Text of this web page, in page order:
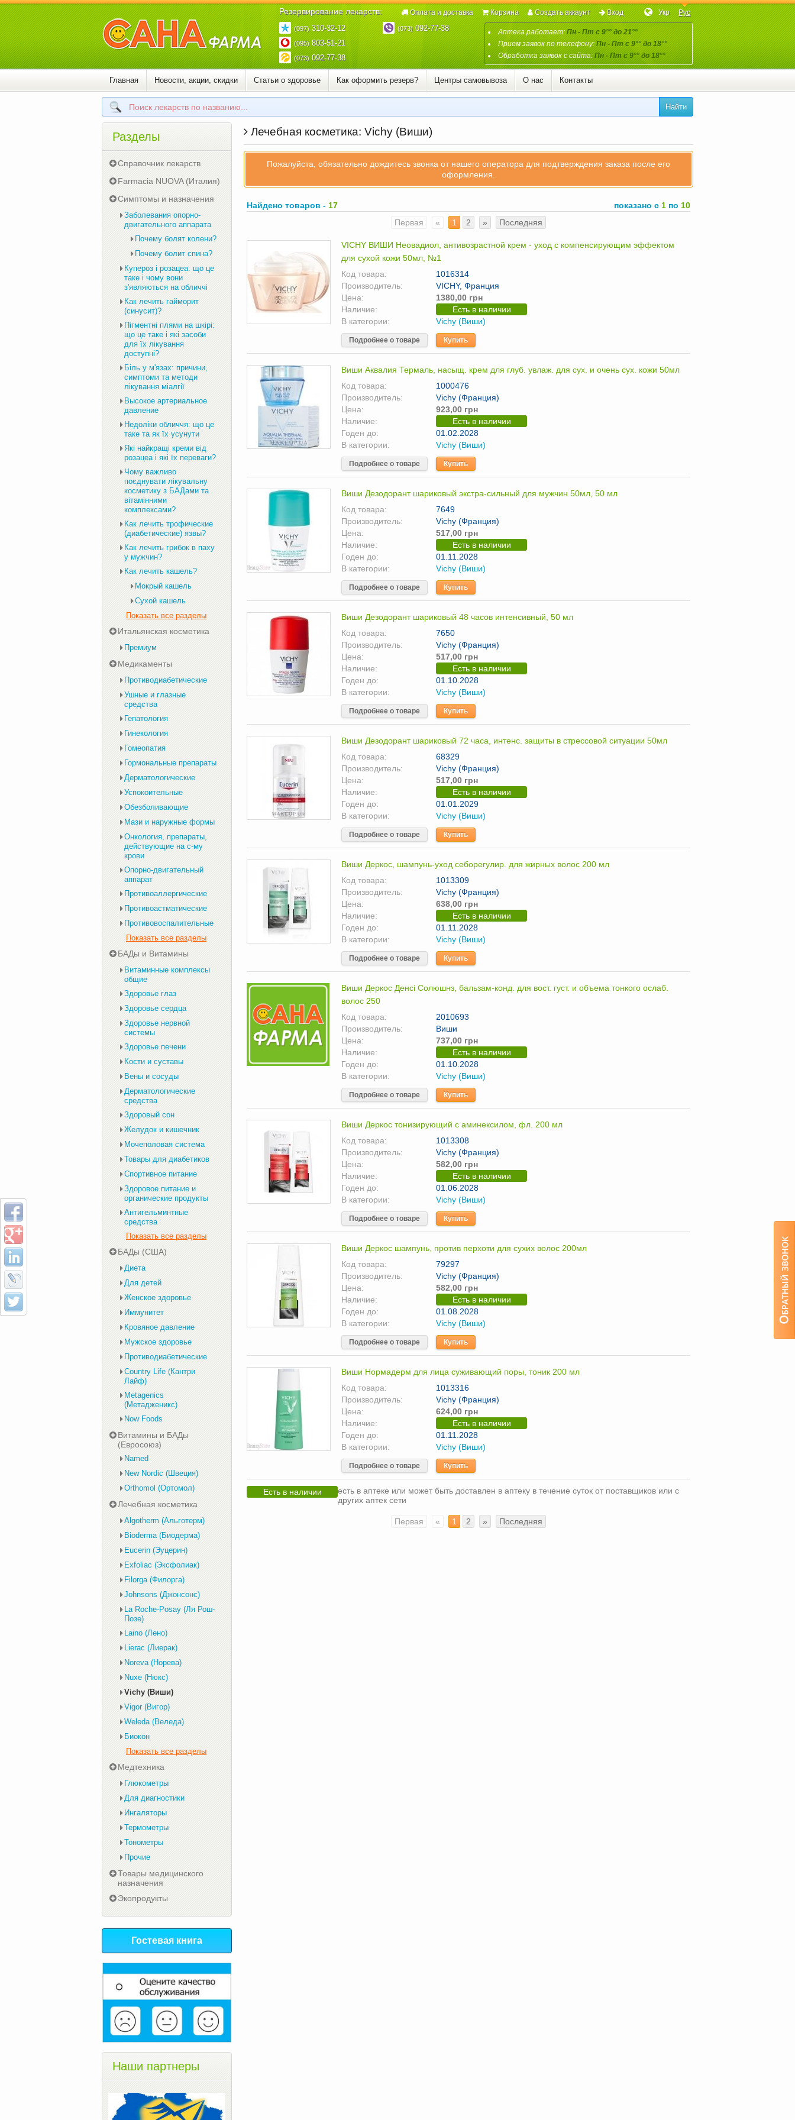
Резервирование лекарств:
(097)310-32-12
(095)803-51-21
(073)092-77-38
(073)092-77-38 Аптека работает:Пн - Пт с 9°° до 21°°
Прием заявок по телефону:Пн - Пт с 9°° до 18°°
Обработка заявок с сайта:Пн - Пт с 9°° до 18°°
Укр Рус
Оплата и доставка Корзина Создать аккаунт Вход
Главная Новости, акции, скидки Статьи о здоровье Как оформить резерв? Центры самовывоза О нас Контакты
Найти
Лечебная косметика: Vichy (Виши)
Пожалуйста, обязательно дождитесь звонка от нашего оператора для подтверждения заказа после его
оформления.
Найдено товаров - 17 показано с 1 по 10
Первая
« 1 2 » Последняя
VICHY ВИШИ Неовадиол, антивозрастной крем - уход с компенсирующим эффектом
для сухой кожи 50мл, №1
Код товара:
1016314
Производитель:
VICHY, Франция
Цена:
1380,00 грн
Наличие:
Есть в наличии
В категории:
Vichy (Виши)
Подробнее о товаре Купить
Виши Аквалия Термаль, насыщ. крем для глуб. увлаж. для сyх. и очень сух. кожи 50мл
Код товара:
1000476
Производитель:
Vichy (Франция)
Цена:
923,00 грн
Наличие:
Есть в наличии
Годен до:
01.02.2028
В категории:
Vichy (Виши)
Подробнее о товаре Купить
Виши Дезодорант шариковый экстра-сильный для мужчин 50мл, 50 мл
Код товара:
7649
Производитель:
Vichy (Франция)
Цена:
517,00 грн
Наличие:
Есть в наличии
Годен до:
01.11.2028
В категории:
Vichy (Виши)
Подробнее о товаре Купить
Виши Дезодорант шариковый 48 часов интенсивный, 50 мл
Код товара:
7650
Производитель:
Vichy (Франция)
Цена:
517,00 грн
Наличие:
Есть в наличии
Годен до:
01.10.2028
В категории:
Vichy (Виши)
Подробнее о товаре Купить
Виши Дезодорант шариковый 72 часа, интенс. защиты в стрессовой ситуации 50мл
Код товара:
68329
Производитель:
Vichy (Франция)
Цена:
517,00 грн
Наличие:
Есть в наличии
Годен до:
01.01.2029
В категории:
Vichy (Виши)
Подробнее о товаре Купить
Виши Деркос, шампунь-уход себорегулир. для жирных волос 200 мл
Код товара:
1013309
Производитель:
Vichy (Франция)
Цена:
638,00 грн
Наличие:
Есть в наличии
Годен до:
01.11.2028
В категории:
Vichy (Виши)
Подробнее о товаре Купить
Виши Деркос Денсі Солюшнз, бальзам-конд. для вост. густ. и объема тонкого ослаб.
волос 250
Код товара:
2010693
Производитель:
Виши
Цена:
737,00 грн
Наличие:
Есть в наличии
Годен до:
01.10.2028
В категории:
Vichy (Виши)
Подробнее о товаре Купить
Виши Деркос тонизирующий с аминексилом, фл. 200 мл
Код товара:
1013308
Производитель:
Vichy (Франция)
Цена:
582,00 грн
Наличие:
Есть в наличии
Годен до:
01.06.2028
В категории:
Vichy (Виши)
Подробнее о товаре Купить
Виши Деркос шампунь, против перхоти для сухих волос 200мл
Код товара:
79297
Производитель:
Vichy (Франция)
Цена:
582,00 грн
Наличие:
Есть в наличии
Годен до:
01.08.2028
В категории:
Vichy (Виши)
Подробнее о товаре Купить
Виши Нормадерм для лица суживающий поры, тоник 200 мл
Код товара:
1013316
Производитель:
Vichy (Франция)
Цена:
624,00 грн
Наличие:
Есть в наличии
Годен до:
01.11.2028
В категории:
Vichy (Виши)
Подробнее о товаре Купить
Есть в наличии
есть в аптеке или может быть доставлен в аптеку в течение суток от поставщиков или с
других аптек сети
Первая « 1 2 » Последняя
Разделы
Справочник лекарств
Farmacia NUOVA (Италия)
Симптомы и назначения
Заболевания опорно-
двигательного аппарата
Почему болят колени?
Почему болит спина?
Купероз і розацеа: що це
таке і чому вони
з'являються на обличчі
Как лечить гайморит
(синусит)?
Пігментні плями на шкірі:
що це таке і які засоби
для їх лікування
доступні?
Біль у м'язах: причини,
симптоми та методи
лікування міалгії
Высокое артериальное
давление
Недоліки обличчя: що це
таке та як їх усунути
Які найкращі креми від
розацеа і які їх переваги?
Чому важливо
поєднувати лікувальну
косметику з БАДами та
вітамінними
комплексами?
Как лечить трофические
(диабетические) язвы?
Как лечить грибок в паху
у мужчин?
Как лечить кашель?
Мокрый кашель
Сухой кашель
Показать все разделы
Итальянская косметика
Премиум
Медикаменты
Противодиабетические
Ушные и глазные
средства
Гепатология
Гинекология
Гомеопатия
Гормональные препараты
Дерматологические
Успокоительные
Обезболивающие
Мази и наружные формы
Онкология, препараты,
действующие на с-му
крови
Опорно-двигательный
аппарат
Противоаллергические
Противоастматические
Противовоспалительные
Показать все разделы
БАДы и Витамины
Витаминные комплексы
общие
Здоровье глаз
Здоровье сердца
Здоровье нервной
системы
Здоровье печени
Кости и суставы
Вены и сосуды
Дерматологические
средства
Здоровый сон
Желудок и кишечник
Мочеполовая система
Товары для диабетиков
Спортивное питание
Здоровое питание и
органические продукты
Антигельминтные
средства
Показать все разделы
БАДы (США)
Диета
Для детей
Женское здоровье
Иммунитет
Кровяное давление
Мужское здоровье
Противодиабетические
Country Life (Кантри
Лайф)
Metagenics
(Метадженикс)
Now Foods
Витамины и БАДы
(Евросоюз)
Named
New Nordic (Швеция)
Orthomol (Ортомол)
Лечебная косметика
Algotherm (Альготерм)
Bioderma (Биодерма)
Eucerin (Эуцерин)
Exfoliac (Эксфолиак)
Filorga (Филорга)
Johnsons (Джонсонс)
La Roche-Posay (Ля Рош-
Позе)
Laino (Лено)
Lierac (Лиерак)
Noreva (Норева)
Nuxe (Нюкс)
Vichy (Виши)
Vigor (Вигор)
Weleda (Веледа)
Биокон
Показать все разделы
Медтехника
Глюкометры
Для диагностики
Ингаляторы
Термометры
Тонометры
Прочие
Товары медицинского
назначения
Экопродукты
Гостевая книга
Наши партнеры